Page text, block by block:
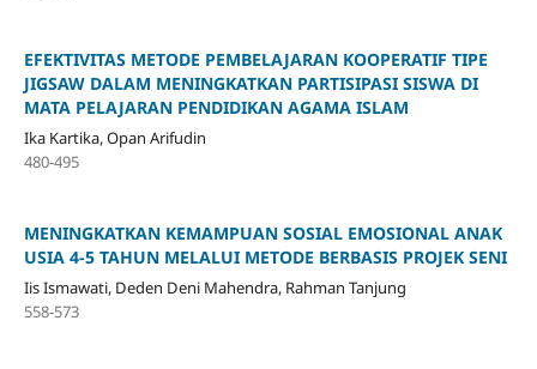
EFEKTIVITAS METODE PEMBELAJARAN KOOPERATIF TIPE
JIGSAW DALAM MENINGKATKAN PARTISIPASI SISWA DI
MATA PELAJARAN PENDIDIKAN AGAMA ISLAM
Ika Kartika, Opan Arifudin
480-495
MENINGKATKAN KEMAMPUAN SOSIAL EMOSIONAL ANAK
USIA 4-5 TAHUN MELALUI METODE BERBASIS PROJEK SENI
Iis Ismawati, Deden Deni Mahendra, Rahman Tanjung
558-573